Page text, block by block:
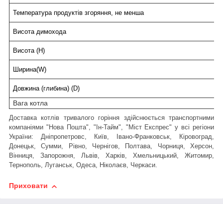
Температура продуктів згоряння, не менша
Висота димохода
Висота (H)
Ширина(W)
Довжина (глибина) (D)
Вага котла
Доставка котлів тривалого горіння здійснюється транспортними
компаніями "Нова Пошта", "Ін-Тайм", "Міст Експрес" у всі регіони
України: Дніпропетровс, Київ, Івано-Франковськ, Кіровоград,
Донецьк, Сумми, Рівно, Чернігов, Полтава, Чорниця, Херсон,
Вінниця, Запорожня, Львів, Харків, Хмельницький, Житомир,
Тернополь, Луганськ, Одеса, Ніколаєв, Черкаси.
Приховати